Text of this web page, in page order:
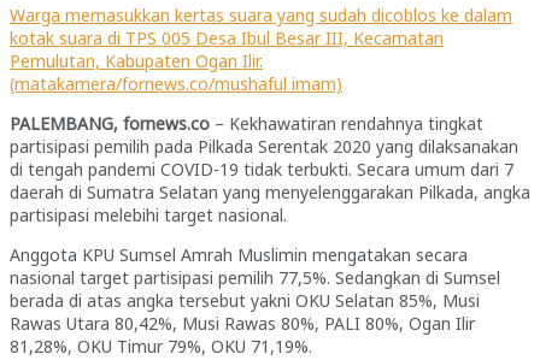
Warga memasukkan kertas suara yang sudah dicoblos ke dalam
kotak suara di TPS 005 Desa Ibul Besar III, Kecamatan
Pemulutan, Kabupaten Ogan Ilir.
(matakamera/fornews.co/mushaful imam)
PALEMBANG, fornews.co – Kekhawatiran rendahnya tingkat
partisipasi pemilih pada Pilkada Serentak 2020 yang dilaksanakan
di tengah pandemi COVID-19 tidak terbukti. Secara umum dari 7
daerah di Sumatra Selatan yang menyelenggarakan Pilkada, angka
partisipasi melebihi target nasional.
Anggota KPU Sumsel Amrah Muslimin mengatakan secara
nasional target partisipasi pemilih 77,5%. Sedangkan di Sumsel
berada di atas angka tersebut yakni OKU Selatan 85%, Musi
Rawas Utara 80,42%, Musi Rawas 80%, PALI 80%, Ogan Ilir
81,28%, OKU Timur 79%, OKU 71,19%.